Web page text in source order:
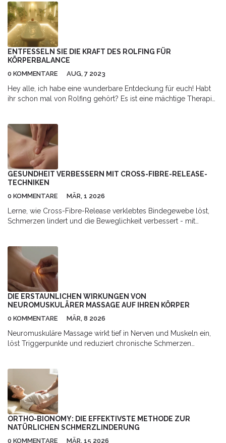
ENTFESSELN SIE DIE KRAFT DES ROLFING FÜR
KÖRPERBALANCE
0 KOMMENTARE AUG, 7 2023
Hey alle, ich habe eine wunderbare Entdeckung für euch! Habt
ihr schon mal von Rolfing gehört? Es ist eine mächtige Therapie,
Kräfte freisetzen. Seid dabei und entdeckt die unglaubliche Welt
des Rolfing!
GESUNDHEIT VERBESSERN MIT CROSS-FIBRE-RELEASE-
TECHNIKEN
0 KOMMENTARE MÄR, 1 2026
Lerne, wie Cross-Fibre-Release verklebtes Bindegewebe löst,
Schmerzen lindert und die Beweglichkeit verbessert - mit
DIE ERSTAUNLICHEN WIRKUNGEN VON
NEUROMUSKULÄRER MASSAGE AUF IHREN KÖRPER
0 KOMMENTARE MÄR, 8 2026
Neuromuskuläre Massage wirkt tief in Nerven und Muskeln ein,
löst Triggerpunkte und reduziert chronische Schmerzen
ORTHO-BIONOMY: DIE EFFEKTIVSTE METHODE ZUR
NATÜRLICHEN SCHMERZLINDERUNG
0 KOMMENTARE MÄR, 15 2026